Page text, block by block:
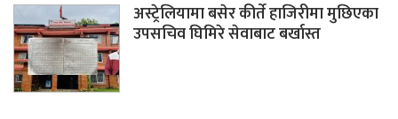
अस्ट्रेलियामा बसेर कीर्ते हाजिरीमा मुछिएका
उपसचिव घिमिरे सेवाबाट बर्खास्त